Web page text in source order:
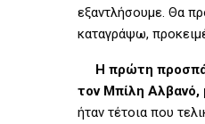
εξαντλήσουμε. Θα
καταγράψω,
Η πρώτη
τον Μπίλη
ήταν τέτοια που